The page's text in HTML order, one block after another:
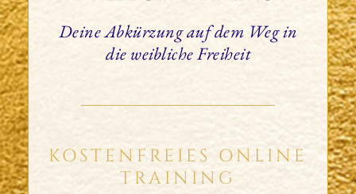
Deine Abkürzung auf dem Weg in
die weibliche Freiheit
KOSTENFREIES ONLINE
TRAINING